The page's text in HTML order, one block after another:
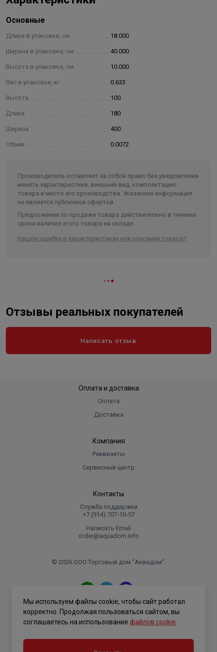
Основные
Длина в упаковке, см. 18.000
Ширина в упаковке, см. 40.000
Высота в упаковке, см. 10.000
Вес в упаковке, кг 0.633
Высота 100
Длина 180
Ширина 400
Объем 0.0072
Производитель оставляет за собой право без уведомления
менять характеристики, внешний вид, комплектацию
товара и место его производства. Указанная информация
не является публичной офертой.
Предложение по продаже товара действительно в течение
срока наличия этого товара на складе.
Нашли ошибку в характеристиках или описании товара?
Отзывы реальных покупателей
Написать отзыв
Оплата и доставка
Оплата
Доставка
Компания
Реквизиты
Сервисный центр
Контакты
Служба поддержки
+7 (914) 707‑10‑57
Написать Email
order@aquadom.info
© 2026 ООО Торговый дом "Аквадом".
.
Политика конфиденциальности
Мы используем файлы cookie, чтобы сайт работал
корректно. Продолжая пользоваться сайтом, вы
соглашаетесь на использование файлов cookie